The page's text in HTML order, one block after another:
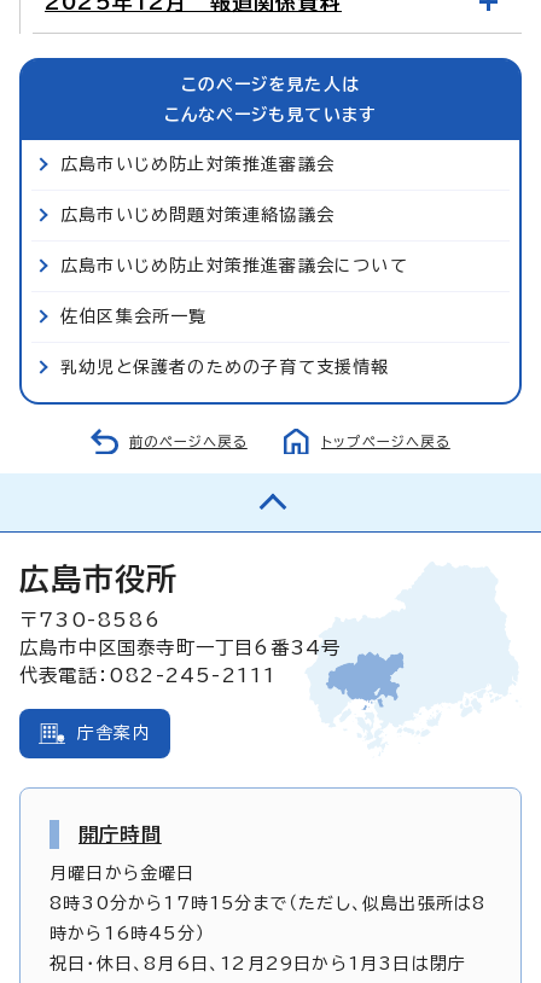
このページを見た人は
こんなページも見ています
広島市いじめ防止対策推進審議会
広島市いじめ問題対策連絡協議会
広島市いじめ防止対策推進審議会について
佐伯区集会所一覧
乳幼児と保護者のための子育て支援情報
前のページへ戻る トップページへ戻る
広島市役所
〒730-8586
広島市中区国泰寺町一丁目6番34号
代表電話：082-245-2111
庁舎案内
開庁時間
月曜日から金曜日
8時30分から17時15分まで（ただし、似島出張所は8
時から16時45分）
祝日・休日、8月6日、12月29日から1月3日は閉庁